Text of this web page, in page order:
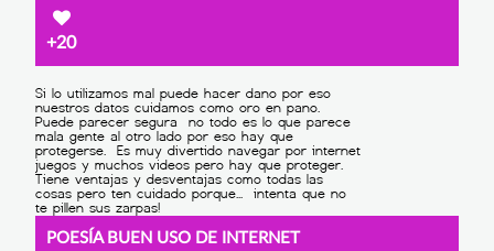
+20
POESÍA BUEN USO DE INTERNET